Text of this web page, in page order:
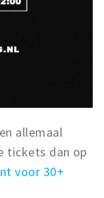
allemaal
tickets dan op
voor 30+